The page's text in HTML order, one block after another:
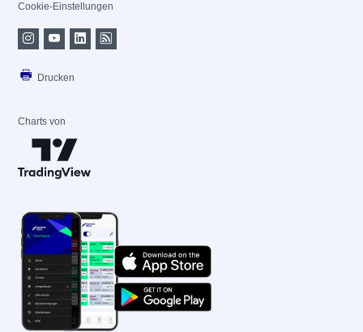
Cookie-Einstellungen
Drucken
Charts von